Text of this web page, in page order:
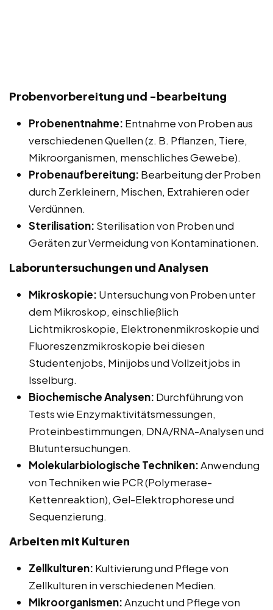
Probenvorbereitung und -bearbeitung
Probenentnahme: Entnahme von Proben aus
verschiedenen Quellen (z. B. Pflanzen, Tiere,
Mikroorganismen, menschliches Gewebe).
Probenaufbereitung: Bearbeitung der Proben
durch Zerkleinern, Mischen, Extrahieren oder
Verdünnen.
Sterilisation: Sterilisation von Proben und
Geräten zur Vermeidung von Kontaminationen.
Laboruntersuchungen und Analysen
Mikroskopie: Untersuchung von Proben unter
dem Mikroskop, einschließlich
Lichtmikroskopie, Elektronenmikroskopie und
Fluoreszenzmikroskopie bei diesen
Studentenjobs, Minijobs und Vollzeitjobs in
Isselburg.
Biochemische Analysen: Durchführung von
Tests wie Enzymaktivitätsmessungen,
Proteinbestimmungen, DNA/RNA-Analysen und
Blutuntersuchungen.
Molekularbiologische Techniken:Anwendung
von Techniken wie PCR (Polymerase-
Kettenreaktion), Gel-Elektrophorese und
Sequenzierung.
Arbeiten mit Kulturen
Zellkulturen: Kultivierung und Pflege von
Zellkulturen in verschiedenen Medien.
Mikroorganismen:Anzucht und Pflege von